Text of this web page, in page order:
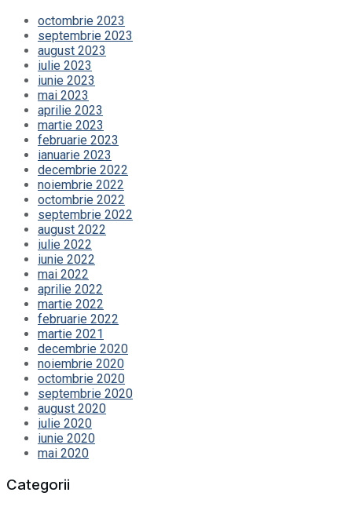
octombrie 2023
septembrie 2023
august 2023
iulie 2023
iunie 2023
mai 2023
aprilie 2023
martie 2023
februarie 2023
ianuarie 2023
decembrie 2022
noiembrie 2022
octombrie 2022
septembrie 2022
august 2022
iulie 2022
iunie 2022
mai 2022
aprilie 2022
martie 2022
februarie 2022
martie 2021
decembrie 2020
noiembrie 2020
octombrie 2020
septembrie 2020
august 2020
iulie 2020
iunie 2020
mai 2020
Categorii